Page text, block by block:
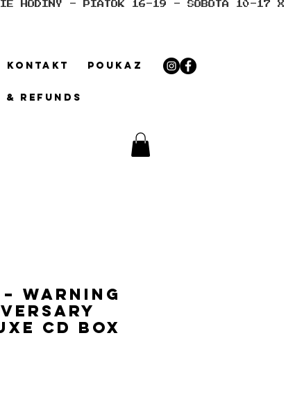
KONTAKT POUKAZ
& REFUNDS
– Warning
CD Box